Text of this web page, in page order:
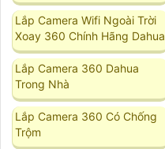
Lắp Camera Wifi Ngoài Trời
Xoay 360 Chính Hãng Dahua
Lắp Camera 360 Dahua
Trong Nhà
Lắp Camera 360 Có Chống
Trộm